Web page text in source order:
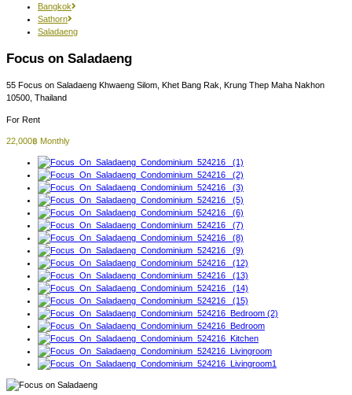
Bangkok
Sathorn
Saladaeng
Focus on Saladaeng
55 Focus on Saladaeng Khwaeng Silom, Khet Bang Rak, Krung Thep Maha Nakhon
10500, Thailand
For Rent
22,000฿ Monthly